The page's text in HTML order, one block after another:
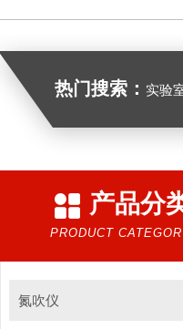
热门搜索： 实验
产品分
PRODUCT
氮吹仪